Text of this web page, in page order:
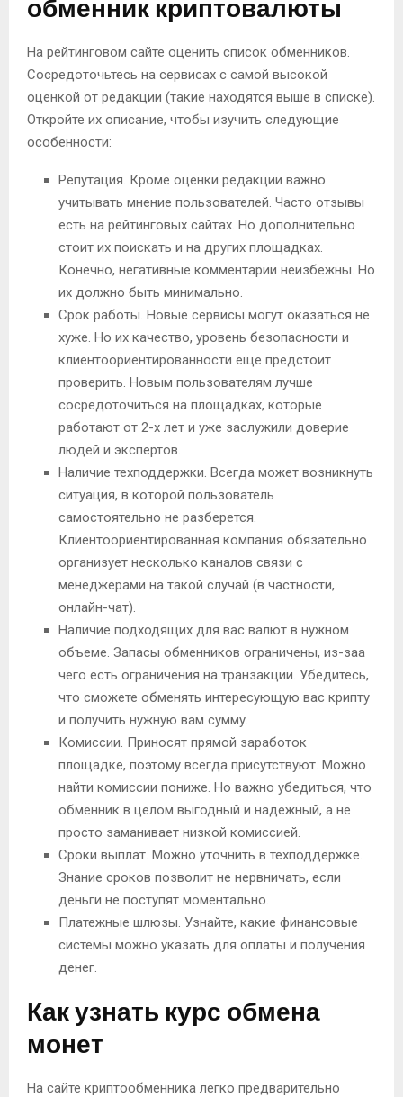
обменник криптовалюты
На рейтинговом сайте оценить список обменников.
Сосредоточьтесь на сервисах с самой высокой
оценкой от редакции (такие находятся выше в списке).
Откройте их описание, чтобы изучить следующие
особенности:
Репутация. Кроме оценки редакции важно
учитывать мнение пользователей. Часто отзывы
есть на рейтинговых сайтах. Но дополнительно
стоит их поискать и на других площадках.
Конечно, негативные комментарии неизбежны. Но
их должно быть минимально.
Срок работы. Новые сервисы могут оказаться не
хуже. Но их качество, уровень безопасности и
клиентоориентированности еще предстоит
проверить. Новым пользователям лучше
сосредоточиться на площадках, которые
работают от 2-х лет и уже заслужили доверие
людей и экспертов.
Наличие техподдержки. Всегда может возникнуть
ситуация, в которой пользователь
самостоятельно не разберется.
Клиентоориентированная компания обязательно
организует несколько каналов связи с
менеджерами на такой случай (в частности,
онлайн-чат).
Наличие подходящих для вас валют в нужном
объеме. Запасы обменников ограничены, из-заа
чего есть ограничения на транзакции. Убедитесь,
что сможете обменять интересующую вас крипту
и получить нужную вам сумму.
Комиссии. Приносят прямой заработок
площадке, поэтому всегда присутствуют. Можно
найти комиссии пониже. Но важно убедиться, что
обменник в целом выгодный и надежный, а не
просто заманивает низкой комиссией.
Сроки выплат. Можно уточнить в техподдержке.
Знание сроков позволит не нервничать, если
деньги не поступят моментально.
Платежные шлюзы. Узнайте, какие финансовые
системы можно указать для оплаты и получения
денег.
Как узнать курс обмена
монет
На сайте криптообменника легко предварительно